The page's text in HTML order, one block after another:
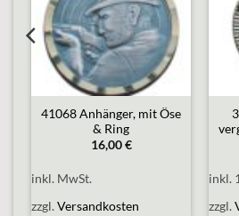
41068 Anhänger, mit Öse
& Ring
16,00€
inkl. MwSt.
zzgl.Versandkosten
inkl.
zzgl.